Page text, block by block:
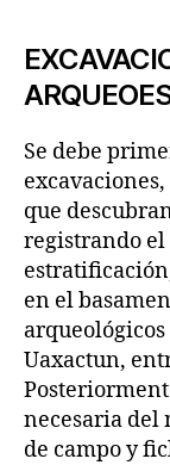
Se debe
que
registrando
en el
Uaxactun,
necesaria del
de campo y